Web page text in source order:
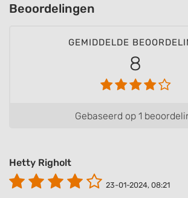
Beoordelingen
GEMIDDELDE
8
Gebaseerd op 1
Hetty Righolt
23-01-2024, 08:21